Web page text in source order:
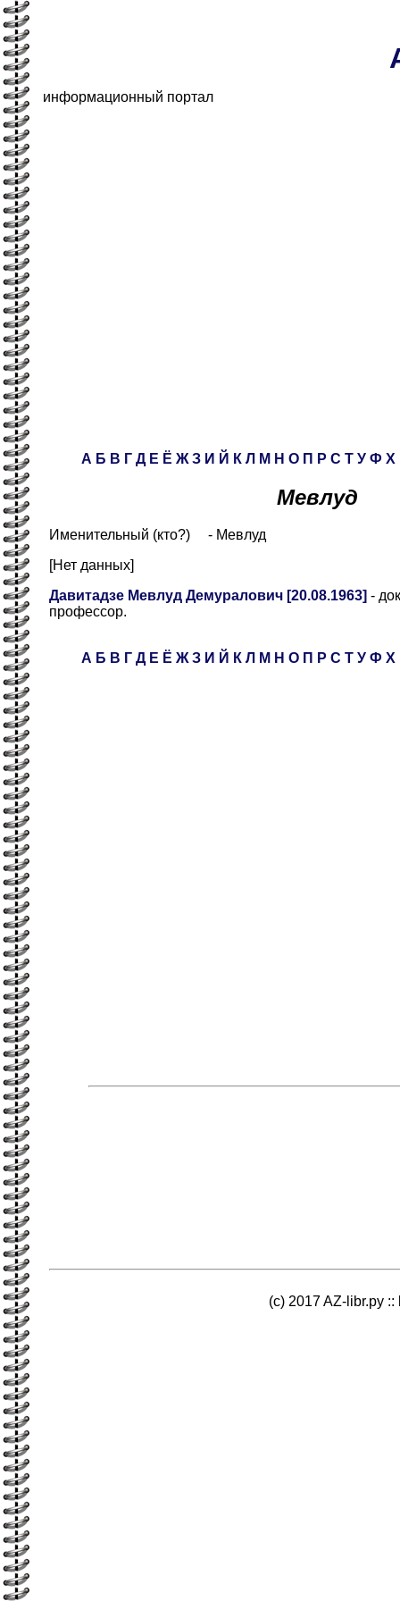
информационный портал
А Б В Г Д Е Ё Ж З И Й К Л М Н О П Р С Т У Ф Х
Мевлуд
Именительный (кто?) - Мевлуд
[Нет данных]
Давитадзе Мевлуд Демуралович [20.08.1963] -
профессор.
А Б В Г Д Е Ё Ж З И Й К Л М Н О П Р С Т У Ф Х
(c) 2017 AZ-libr.ру ::